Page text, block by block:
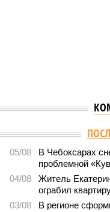
05/08
В Чебоксарах
проблемной
04/08
Житель
ограбил
03/08
В регионе